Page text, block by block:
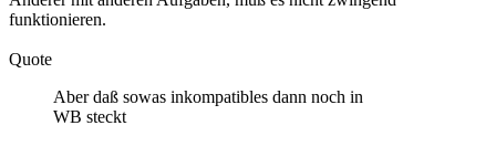
funktionieren.
Quote
Aber daß sowas inkompatibles dann noch in
WB steckt